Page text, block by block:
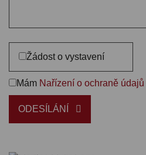
Žádost o vystavení
Mám Nařízení o ochraně údajů
ODESÍLÁNÍ